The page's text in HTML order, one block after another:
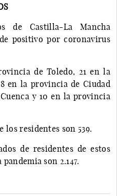
de Castilla-La Mancha
positivo por coronavirus
de Toledo, 21 en la
en la provincia de Ciudad
y 10 en la provincia
los residentes son 539.
de residentes de estos
son 2.147.